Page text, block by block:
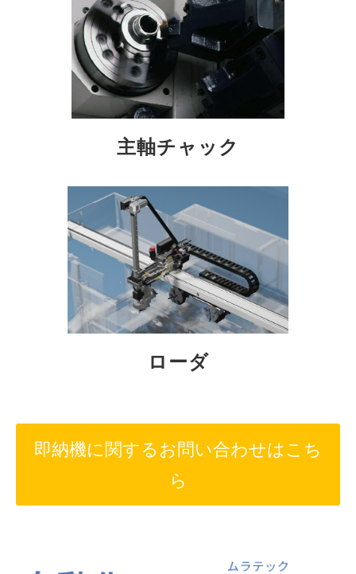
主軸チャック
ローダ
即納機に関するお問い合わせはこち
ら